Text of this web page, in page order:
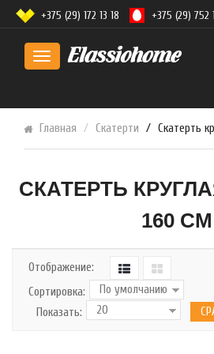
Toggle
+375 (29) 172 13 18 +375 (29) 752
Главная Скатерти Скатерть
СКАТЕРТЬ
160 СМ
Отображение:
Сортировка:
Показать: